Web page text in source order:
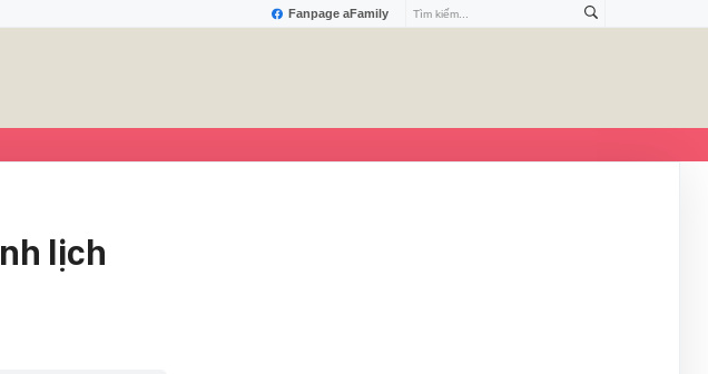
Fanpage aFamily
lịch